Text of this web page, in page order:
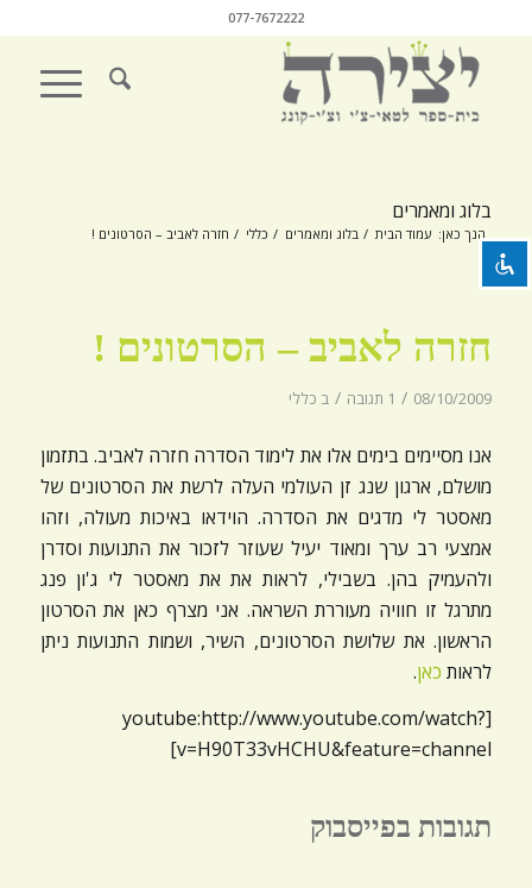
visibility_off השבת את ההבזקים
settings צבע רקע
remove_circle_outline הקטנת גופן
add_circle_outline הגדלת גופן
spellcheck גופן קריא
ניגודיות בהירה
brightness_low ניגודיות כהה
הוסף קו תחתון לקישורים
font_download סמן קישורים
את
כל
077-7672222
בלוג ומאמרים
הנך כאן: עמוד הבית / בלוג ומאמרים / כללי / חזרה לאביב – הסרטונים !
חזרה לאביב – הסרטונים !
08/10/2009
/ 1 תגובה / ב כללי
אנו מסיימים בימים אלו את לימוד הסדרה חזרה לאביב. בתזמון
מושלם, ארגון שנג זן העולמי העלה לרשת את הסרטונים של
מאסטר לי מדגים את הסדרה. הוידאו באיכות מעולה, וזהו
אמצעי רב ערך ומאוד יעיל שעוזר לזכור את התנועות וסדרן
ולהעמיק בהן. בשבילי, לראות את את מאסטר לי ג'ון פנג
מתרגל זו חוויה מעוררת השראה. אני מצרף כאן את הסרטון
הראשון. את שלושת הסרטונים, השיר, ושמות התנועות ניתן
לראות כאן.
[youtube:http://www.youtube.com/watch?
v=H90T33vHCHU&feature=channel]
תגובות בפייסבוק